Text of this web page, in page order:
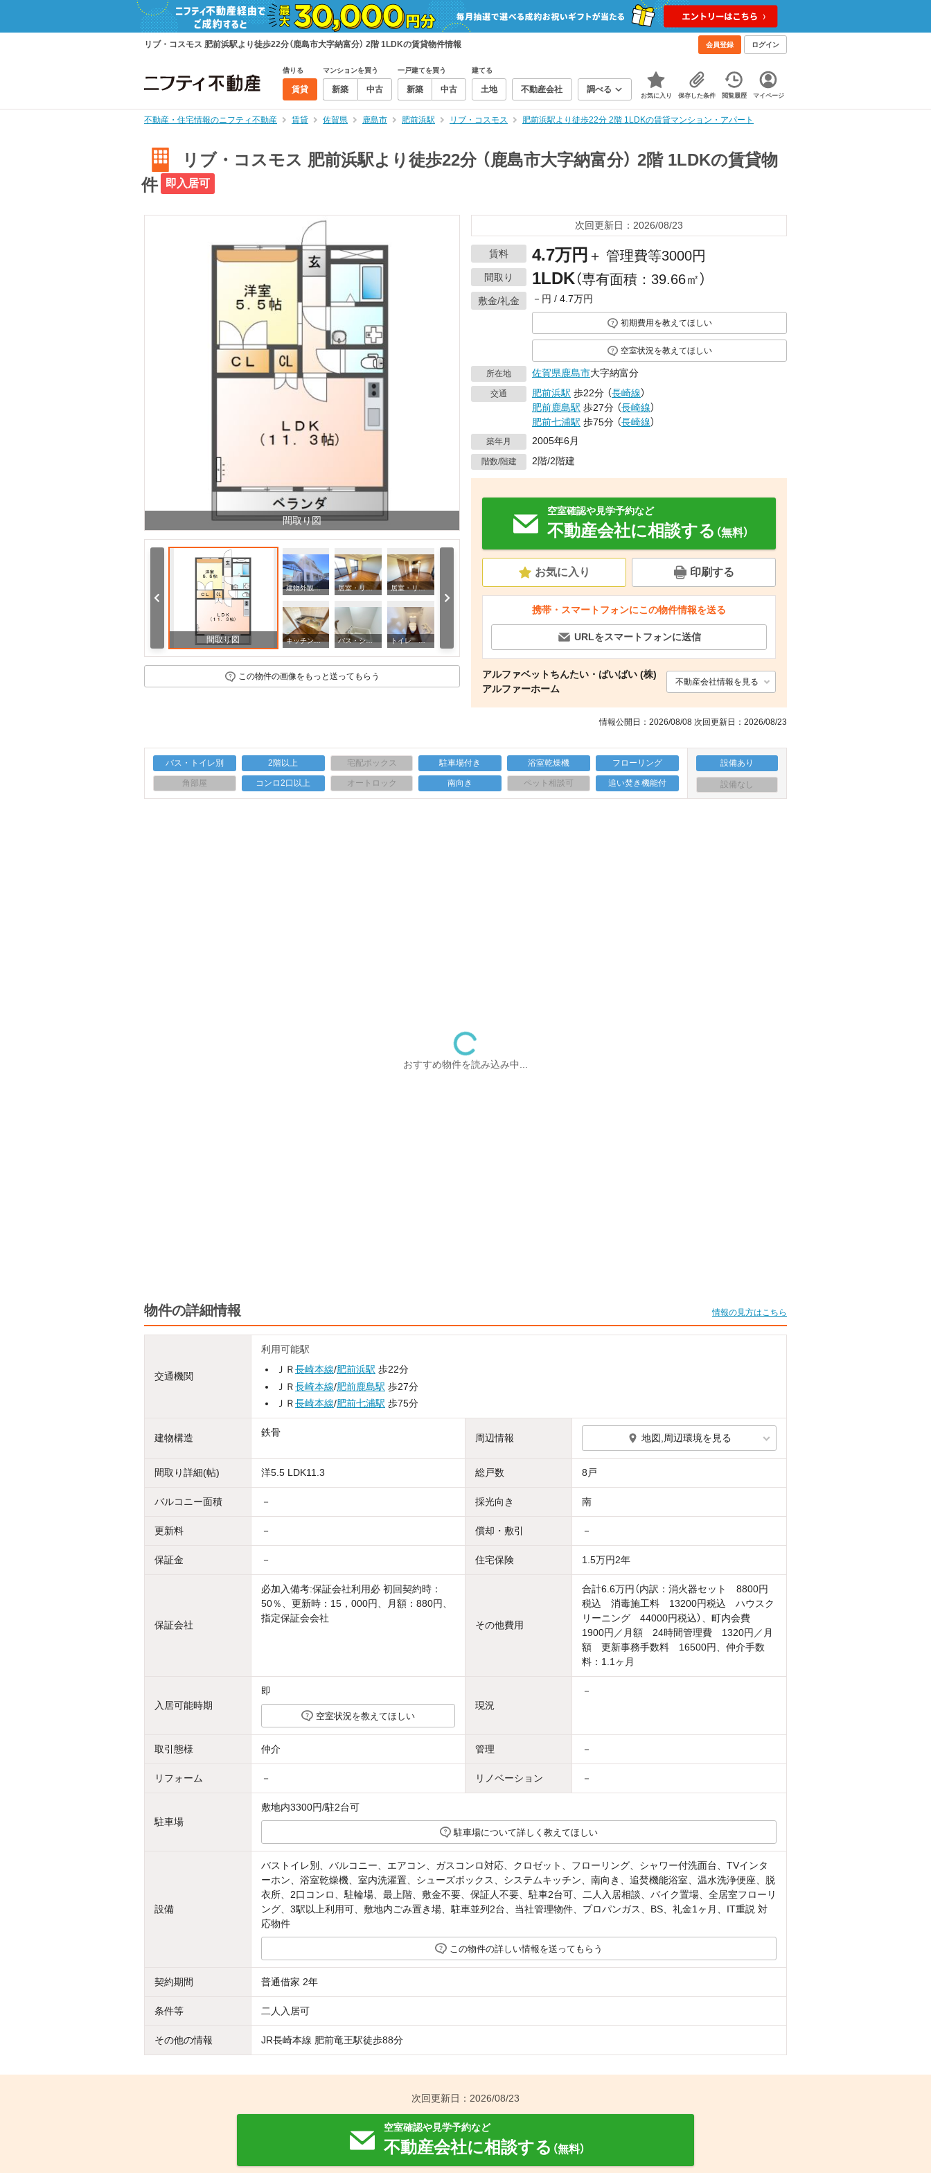
リブ・コスモス 肥前浜駅より徒歩22分（鹿島市大字納富分） 2階 1LDKの賃貸物件情報 会員登録 ログイン
借りる
賃貸
マンションを買う
新築 中古
一戸建てを買う
新築 中古
建てる
土地 不動産会社 調べる
お気に入り 保存した条件 閲覧履歴 マイページ
不動産・住宅情報のニフティ不動産 賃貸 佐賀県 鹿島市 肥前浜駅 リブ・コスモス 肥前浜駅より徒歩22分 2階 1LDKの賃貸マンション・アパート
リブ・コスモス 肥前浜駅より徒歩22分 （鹿島市大字納富分） 2階 1LDKの賃貸物
件
即入居可
間取り図
間取り図
建物外観 外観写真（昼） 居室・リビング リビング 居室・リビング リビング
キッチン キッチン バス・シャワールーム バス トイレ シャワー付トイレ 収納 クローゼット
その他部屋・スペース 洋室 洗面設備 洗面 バルコニー ベランダ
その他設備 エアコン 玄関 玄関
この物件の画像をもっと送ってもらう
次回更新日：2026/08/23
賃料 4.7万円 ＋ 管理費等3000円
間取り 1LDK（専有面積：39.66㎡）
敷金/礼金 －円 / 4.7万円
初期費用を教えてほしい
空室状況を教えてほしい
所在地 佐賀県鹿島市大字納富分
交通 肥前浜駅 歩22分 （長崎線）
肥前鹿島駅 歩27分 （長崎線）
肥前七浦駅 歩75分 （長崎線）
築年月 2005年6月
階数/階建 2階/2階建
空室確認や見学予約など
不動産会社に相談する （無料）
お気に入り 印刷する
携帯・スマートフォンにこの物件情報を送る
URLをスマートフォンに送信
アルファベットちんたい・ばいばい (株)
アルファーホーム
不動産会社情報を見る
情報公開日：2026/08/08 次回更新日：2026/08/23
バス・トイレ別 2階以上 宅配ボックス 駐車場付き 浴室乾燥機 フローリング
角部屋 コンロ2口以上 オートロック 南向き ペット相談可 追い焚き機能付
設備あり
設備なし
おすすめ物件を読み込み中...
物件の詳細情報 情報の見方はこちら
交通機関
利用可能駅
ＪＲ長崎本線/肥前浜駅 歩22分
ＪＲ長崎本線/肥前鹿島駅 歩27分
ＪＲ長崎本線/肥前七浦駅 歩75分
建物構造 鉄骨 周辺情報 地図,周辺環境を見る
間取り詳細(帖) 洋5.5 LDK11.3 総戸数 8戸
バルコニー面積 － 採光向き 南
更新料 － 償却・敷引 －
保証金 － 住宅保険 1.5万円2年
保証会社
必加入備考:保証会社利用必 初回契約時：
50％、更新時：15，000円、月額：880円、
指定保証会会社
その他費用
合計6.6万円（内訳：消火器セット 8800円
税込 消毒施工料 13200円税込 ハウスク
リーニング 44000円税込）、町内会費
1900円／月額 24時間管理費 1320円／月
額 更新事務手数料 16500円、仲介手数
料：1.1ヶ月
入居可能時期
即
空室状況を教えてほしい
現況
－
取引態様 仲介 管理 －
リフォーム － リノベーション －
駐車場
敷地内3300円/駐2台可
駐車場について詳しく教えてほしい
設備
バストイレ別、バルコニー、エアコン、ガスコンロ対応、クロゼット、フローリング、シャワー付洗面台、TVインタ
ーホン、浴室乾燥機、室内洗濯置、シューズボックス、システムキッチン、南向き、追焚機能浴室、温水洗浄便座、脱
衣所、2口コンロ、駐輪場、最上階、敷金不要、保証人不要、駐車2台可、二人入居相談、バイク置場、全居室フローリ
ング、3駅以上利用可、敷地内ごみ置き場、駐車並列2台、当社管理物件、プロパンガス、BS、礼金1ヶ月、IT重説 対
応物件
この物件の詳しい情報を送ってもらう
契約期間 普通借家 2年
条件等 二人入居可
その他の情報 JR長崎本線 肥前竜王駅徒歩88分
次回更新日：2026/08/23
空室確認や見学予約など
不動産会社に相談する （無料）